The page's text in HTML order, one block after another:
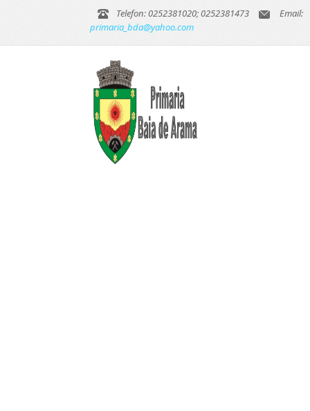
Telefon: 0252381020; 0252381473
Email:
primaria_bda@yahoo.com